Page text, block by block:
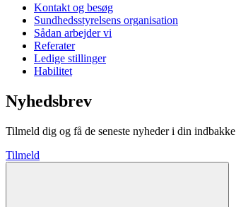
Kontakt og besøg
Sundhedsstyrelsens organisation
Sådan arbejder vi
Referater
Ledige stillinger
Habilitet
Nyhedsbrev
Tilmeld dig og få de seneste nyheder i din indbakke
Tilmeld